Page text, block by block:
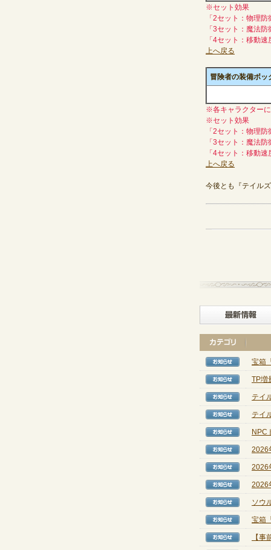
※セット効果
「2セット：物理
「3セット：魔法
「4セット：移動速
上へ戻る
冒険者の装備ボッ
※各キャラクター
※セット効果
「2セット：物理
「3セット：魔法
「4セット：移動速
上へ戻る
今後とも『テイル
【お
宝箱
【お
TP増
【お
テイ
【お
テイ
【お
NPC
【お
2026
【お
2026
【お
2026
【お
ソウ
【お
宝箱
【お
【